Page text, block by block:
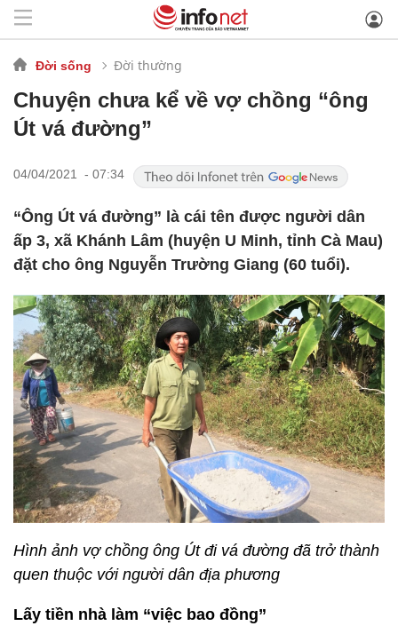
Đời sống Đời thường
Chuyện chưa kể về vợ chồng “ông
Út vá đường”
04/04/2021 - 07:34
“Ông Út vá đường” là cái tên được người dân
ấp 3, xã Khánh Lâm (huyện U Minh, tỉnh Cà Mau)
đặt cho ông Nguyễn Trường Giang (60 tuổi).
Hình ảnh vợ chồng ông Út đi vá đường đã trở thành
quen thuộc với người dân địa phương
Lấy tiền nhà làm “việc bao đồng”